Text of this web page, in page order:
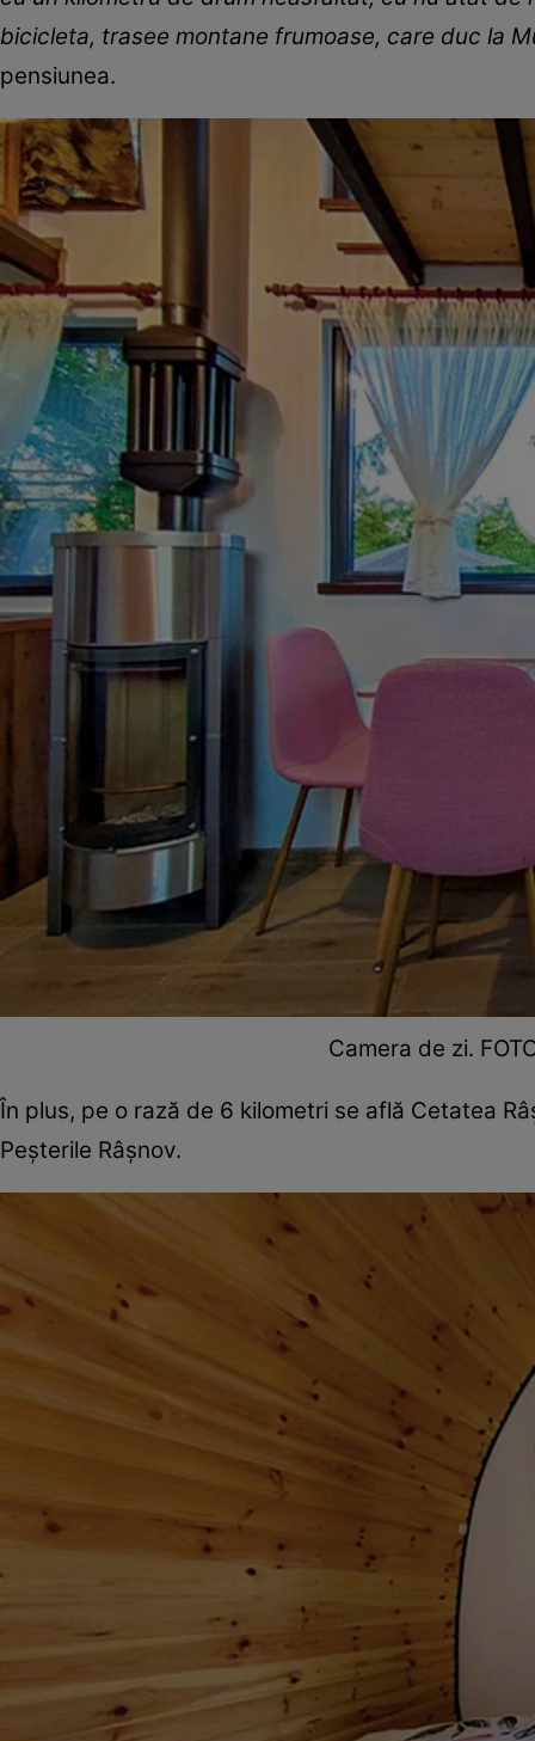
bicicleta, trasee montane frumoase, care duc la
pensiunea.
Camera de zi.
În plus, pe o rază de 6 kilometri se află Cetatea
Peşterile Râşnov.